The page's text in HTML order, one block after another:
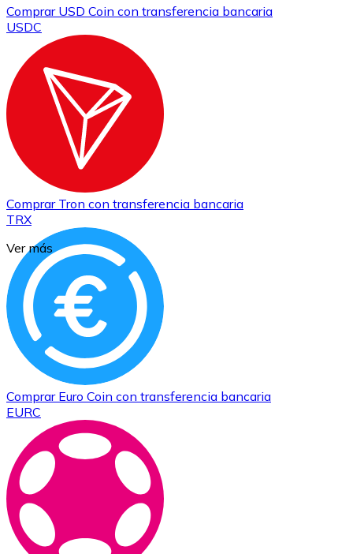
Comprar USD Coin con transferencia bancaria
USDC
Comprar Tron con transferencia bancaria
TRX
Comprar Euro Coin con transferencia bancaria
EURC
Ver más